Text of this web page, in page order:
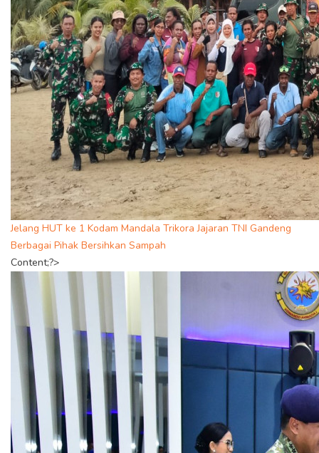
Jelang HUT ke 1 Kodam Mandala Trikora Jajaran TNI Gandeng
Berbagai Pihak Bersihkan Sampah
Content;?>